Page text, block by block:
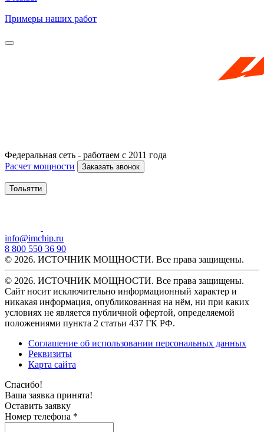
Примеры наших работ
Федеральная сеть - работаем с 2011 года
Расчет мощности
Заказать звонок
Тольятти
info@imchip.ru
8 800 550 36 90
© 2026. ИСТОЧНИК МОЩНОСТИ. Все права защищены.
© 2026. ИСТОЧНИК МОЩНОСТИ. Все права защищены.
Сайт носит исключительно информационный характер и
никакая информация, опубликованная на нём, ни при каких
условиях не является публичной офертой, определяемой
положениями пункта 2 статьи 437 ГК РФ.
Соглашение об использовании персональных данных
Реквизиты
Карта сайта
Спасибо!
Ваша заявка принята!
Оставить заявку
Номер телефона *